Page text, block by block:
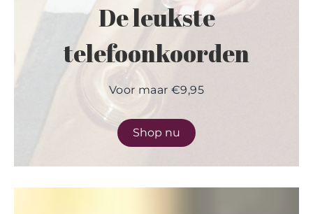
De leukste
telefoonkoorden
Voor maar €9,95
Shop nu